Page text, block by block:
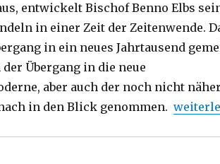
entwickelt Bischof Benno Elbs
in einer Zeit der Zeitenwende.
in ein neues Jahrtausend
Übergang in die neue
aber auch der noch nicht näher
in den Blick genommen.